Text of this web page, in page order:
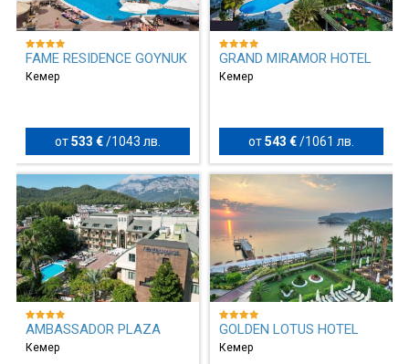
FAME RESIDENCE GOYNUK
Кемер
от533 € / 1043 лв.
GRAND MIRAMOR HOTEL
Кемер
от543 €/ 1061 лв.
AMBASSADOR PLAZA
Кемер
GOLDEN LOTUS HOTEL
Кемер